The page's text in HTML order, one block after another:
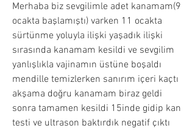
Merhaba biz sevgilimle adet kanamam(9
ocakta başlamıştı) varken 11 ocakta
sürtünme yoluyla ilişki yaşadık ilişki
sırasında kanamam kesildi ve sevgilim
yanlışlıkla vajinamın üstüne boşaldı
mendille temizlerken sanırım içeri kaçtı
akşama doğru kanamam biraz geldi
sonra tamamen kesildi 15inde gidip kan
testi ve ultrason baktırdık negatif çıktı